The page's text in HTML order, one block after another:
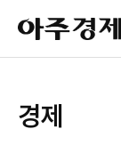
아
주
경
경제